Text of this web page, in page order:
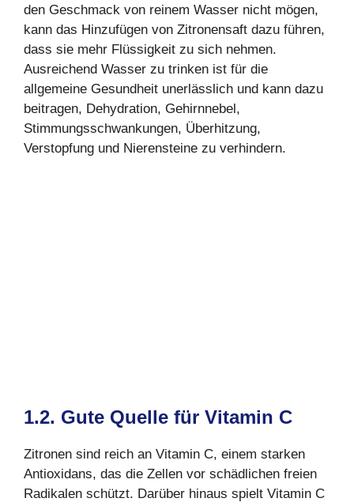
den Geschmack von reinem Wasser nicht mögen,
kann das Hinzufügen von Zitronensaft dazu führen,
dass sie mehr Flüssigkeit zu sich nehmen.
Ausreichend Wasser zu trinken ist für die
allgemeine Gesundheit unerlässlich und kann dazu
beitragen, Dehydration, Gehirnnebel,
Stimmungsschwankungen, Überhitzung,
Verstopfung und Nierensteine zu verhindern.
1.2. Gute Quelle für Vitamin C
Zitronen sind reich an Vitamin C, einem starken
Antioxidans, das die Zellen vor schädlichen freien
Radikalen schützt. Darüber hinaus spielt Vitamin C